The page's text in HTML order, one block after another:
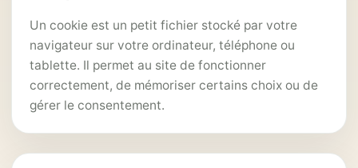
Un cookie est un petit fichier stocké par votre
navigateur sur votre ordinateur, téléphone ou
tablette. Il permet au site de fonctionner
correctement, de mémoriser certains choix ou de
gérer le consentement.